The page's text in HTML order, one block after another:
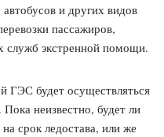
и других видов
пассажиров,
служб экстренной помощи.
ГЭС будет осуществляться
неизвестно, будет ли
срок ледостава, или же